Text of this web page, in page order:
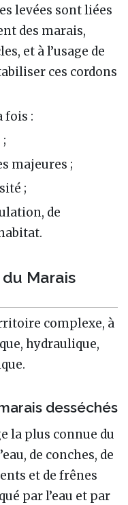
levées sont liées
des marais,
et à l’usage de
ces cordons
fois :
majeures ;
;
de
Marais
complexe, à
hydraulique,
desséchés
la plus connue du
de conches, de
et de frênes
par l’eau et par